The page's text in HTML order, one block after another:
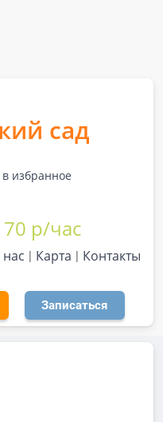
сад
избранное
р/час
Карта Контакты
Записаться